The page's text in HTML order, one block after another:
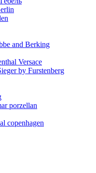
and Berking
Versace
by Furstenberg
porzellan
copenhagen